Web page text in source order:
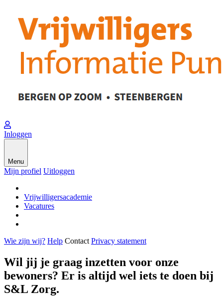
Inloggen
Menu
Mijn profiel Uitloggen
Vrijwilligersacademie
Vacatures
Wie zijn wij? Help Contact Privacy statement
Wil jij je graag inzetten voor onze
bewoners? Er is altijd wel iets te doen bij
S&L Zorg.